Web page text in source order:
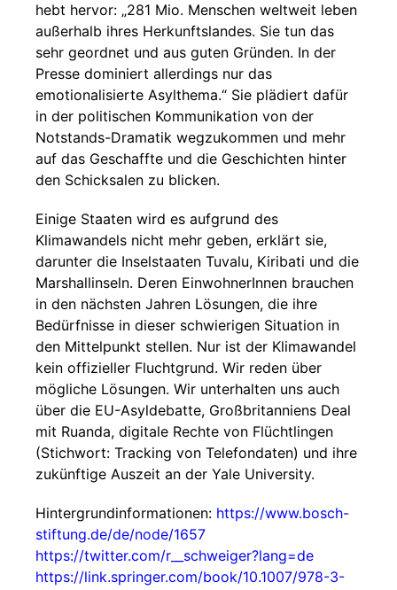
hebt hervor: „281 Mio. Menschen weltweit leben
außerhalb ihres Herkunftslandes. Sie tun das
sehr geordnet und aus guten Gründen. In der
Presse dominiert allerdings nur das
emotionalisierte Asylthema.“ Sie plädiert dafür
in der politischen Kommunikation von der
Notstands-Dramatik wegzukommen und mehr
auf das Geschaffte und die Geschichten hinter
den Schicksalen zu blicken.
Einige Staaten wird es aufgrund des
Klimawandels nicht mehr geben, erklärt sie,
darunter die Inselstaaten Tuvalu, Kiribati und die
Marshallinseln. Deren EinwohnerInnen brauchen
in den nächsten Jahren Lösungen, die ihre
Bedürfnisse in dieser schwierigen Situation in
den Mittelpunkt stellen. Nur ist der Klimawandel
kein offizieller Fluchtgrund. Wir reden über
mögliche Lösungen. Wir unterhalten uns auch
über die EU-Asyldebatte, Großbritanniens Deal
mit Ruanda, digitale Rechte von Flüchtlingen
(Stichwort: Tracking von Telefondaten) und ihre
zukünftige Auszeit an der Yale University.
Hintergrundinformationen: https://www.bosch-
stiftung.de/de/node/1657
https://twitter.com/r__schweiger?lang=de
https://link.springer.com/book/10.1007/978-3-